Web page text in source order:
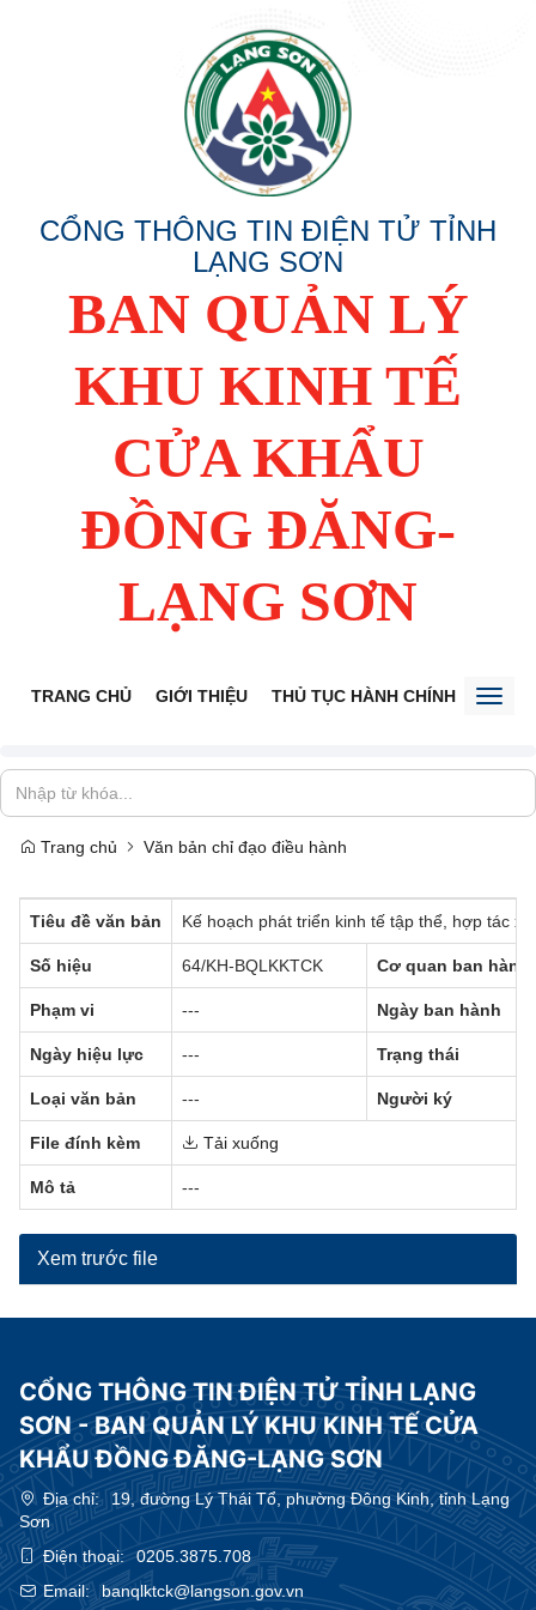
CỔNG THÔNG TIN ĐIỆN TỬ TỈNH
LẠNG SƠN
BAN QUẢN LÝ
KHU KINH TẾ
CỬA KHẨU
ĐỒNG ĐĂNG-
LẠNG SƠN
TRANG CHỦ GIỚI THIỆU THỦ TỤC HÀNH CHÍNH TIẾP
Trang chủ Văn bản chỉ đạo điều hành
Tiêu đề văn bản Kế hoạch phát triển kinh tế tập thể, hợp tác
Số hiệu 64/KH-BQLKKTCK Cơ quan ban hành
Phạm vi --- Ngày ban hành
Ngày hiệu lực --- Trạng thái
Loại văn bản --- Người ký
File đính kèm Tải xuống
Mô tả ---
Xem trước file
CỔNG THÔNG TIN ĐIỆN TỬ TỈNH LẠNG
SƠN - BAN QUẢN LÝ KHU KINH TẾ CỬA
KHẨU ĐỒNG ĐĂNG-LẠNG SƠN
Địa chỉ:
19, đường Lý Thái Tổ, phường Đông Kinh, tỉnh Lạng
Sơn
Điện thoại:
0205.3875.708
Email:
banqlktck@langson.gov.vn